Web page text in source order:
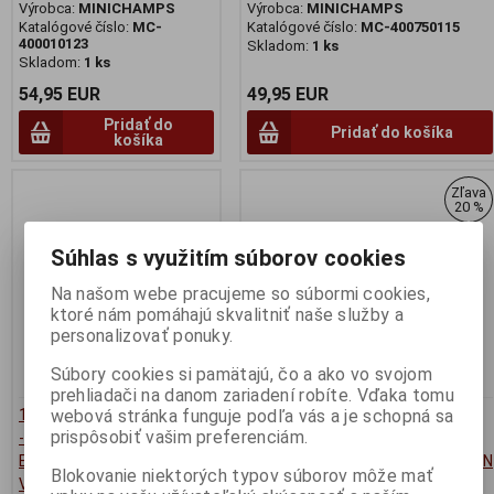
Výrobca: MINICHAMPS
Katalógové číslo: MC-
400010123
Skladom: 1 ks
54,95 EUR
Pridať do
košíka
Výrobca: MINICHAMPS
Katalógové číslo: MC-400750115
Skladom: 1 ks
49,95 EUR
Pridať do košíka
1:43 FORMULA E SEASON 5
- DS TECHEETAH FORMULA
E TEAM - JEAN-ERIC
VERGNE
Zľava
20 %
1:43 Porsche 956 Newman No.7
Winner LE MANS 1984
PESCAROLO/LUDWIG/JOHANSSON
- SPARK - 43LM84
Súhlas s využitím súborov cookies
Na našom webe pracujeme so súbormi cookies,
ktoré nám pomáhajú skvalitniť naše služby a
personalizovať ponuky.
Súbory cookies si pamätajú, čo a ako vo svojom
prehliadači na danom zariadení robíte. Vďaka tomu
webová stránka funguje podľa vás a je schopná sa
prispôsobiť vašim preferenciám.
Blokovanie niektorých typov súborov môže mať